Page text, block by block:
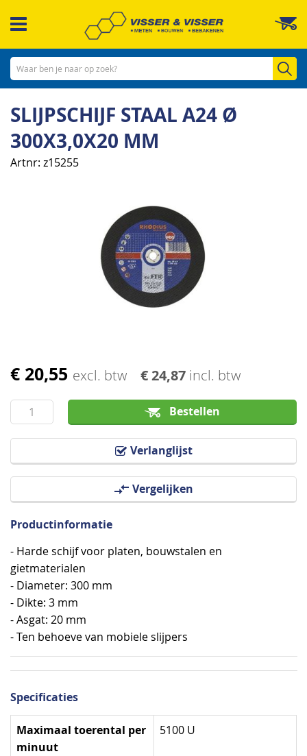
naar
inhoud
SLIJPSCHIJF STAAL A24 Ø
300X3,0X20 MM
Artnr z15255
€ 20,55 excl. btw € 24,87 incl. btw
Bestellen
Verlanglijst
Vergelijken
Ga
het
begin
van
Productinformatie
- Harde schijf voor platen, bouwstalen en
gietmaterialen
- Diameter: 300 mm
- Dikte: 3 mm
- Asgat: 20 mm
- Ten behoeve van mobiele slijpers
Specificaties
Specificaties
Maximaal toerental per
minuut
5100 U